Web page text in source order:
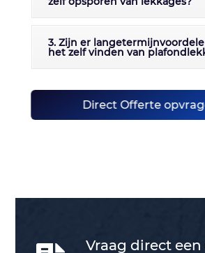
3. Zijn er
het zelf vinden van
Direct Offerte
Vraag direct